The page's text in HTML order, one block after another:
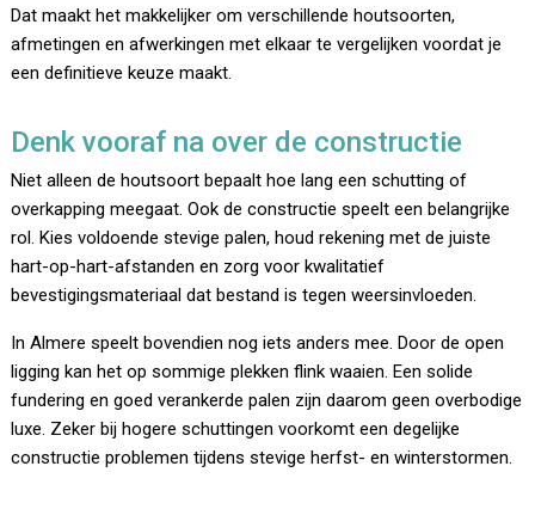
Dat maakt het makkelijker om verschillende houtsoorten,
afmetingen en afwerkingen met elkaar te vergelijken voordat je
een definitieve keuze maakt.
Denk vooraf na over de constructie
Niet alleen de houtsoort bepaalt hoe lang een schutting of
overkapping meegaat. Ook de constructie speelt een belangrijke
rol. Kies voldoende stevige palen, houd rekening met de juiste
hart-op-hart-afstanden en zorg voor kwalitatief
bevestigingsmateriaal dat bestand is tegen weersinvloeden.
In Almere speelt bovendien nog iets anders mee. Door de open
ligging kan het op sommige plekken flink waaien. Een solide
fundering en goed verankerde palen zijn daarom geen overbodige
luxe. Zeker bij hogere schuttingen voorkomt een degelijke
constructie problemen tijdens stevige herfst- en winterstormen.